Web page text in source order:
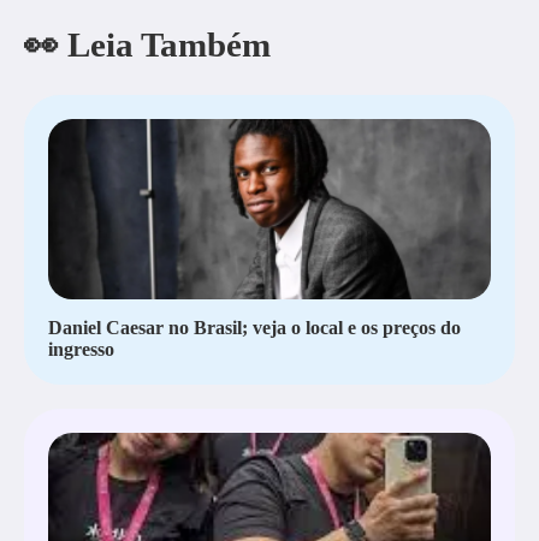
👀 Leia Também
Daniel Caesar no Brasil; veja o local e os preços do
ingresso